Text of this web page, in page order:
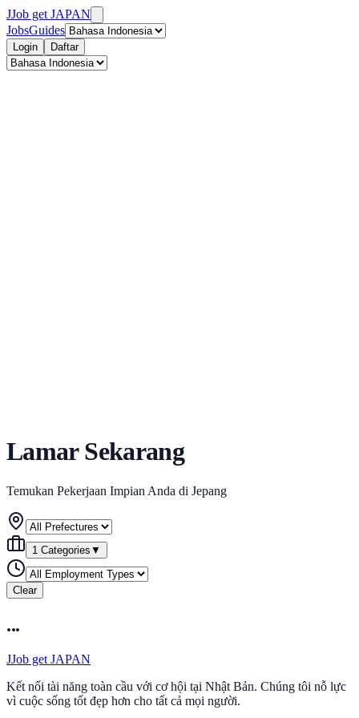
JJob get JAPAN
JobsGuides
Login Daftar
Lamar Sekarang
Temukan Pekerjaan Impian Anda di Jepang
1 Categories ▼
Clear
...
JJob get JAPAN
Kết nối tài năng toàn cầu với cơ hội tại Nhật Bản. Chúng tôi nỗ lực
vì cuộc sống tốt đẹp hơn cho tất cả mọi người.